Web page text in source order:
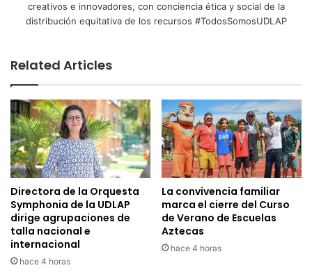
creativos e innovadores, con conciencia ética y social de la
distribución equitativa de los recursos #TodosSomosUDLAP
Related Articles
Directora de la Orquesta
Symphonia de la UDLAP
dirige agrupaciones de
talla nacional e
internacional
hace 4 horas
La convivencia familiar
marca el cierre del Curso
de Verano de Escuelas
Aztecas
hace 4 horas